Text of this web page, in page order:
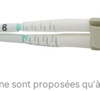
sont proposées